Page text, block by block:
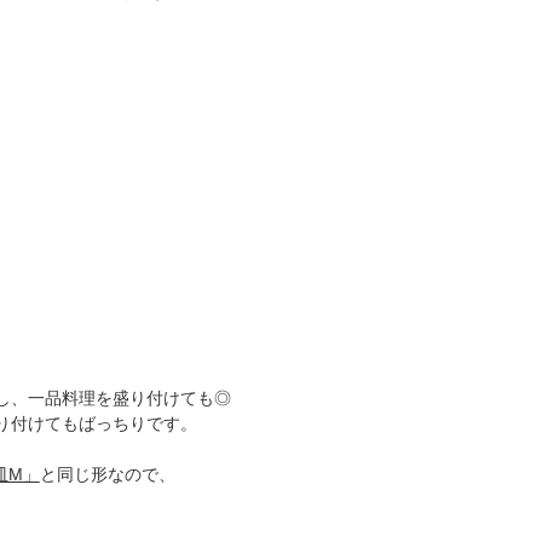
、一品料理を盛り付けても◎
けてもばっちりです。
」 と同じ形なので、